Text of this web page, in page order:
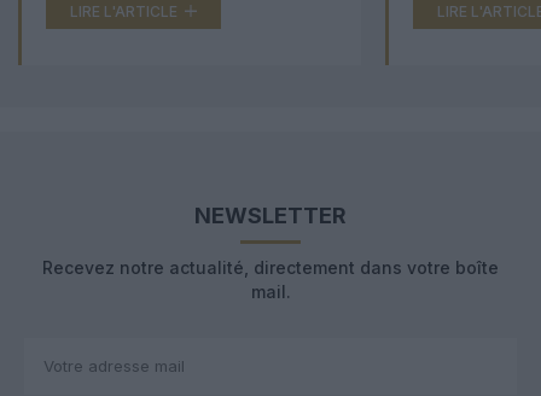
LIRE L'ARTICLE LIRE
NEWSLETTER
Recevez notre actualité, directement dans votre boîte
mail.